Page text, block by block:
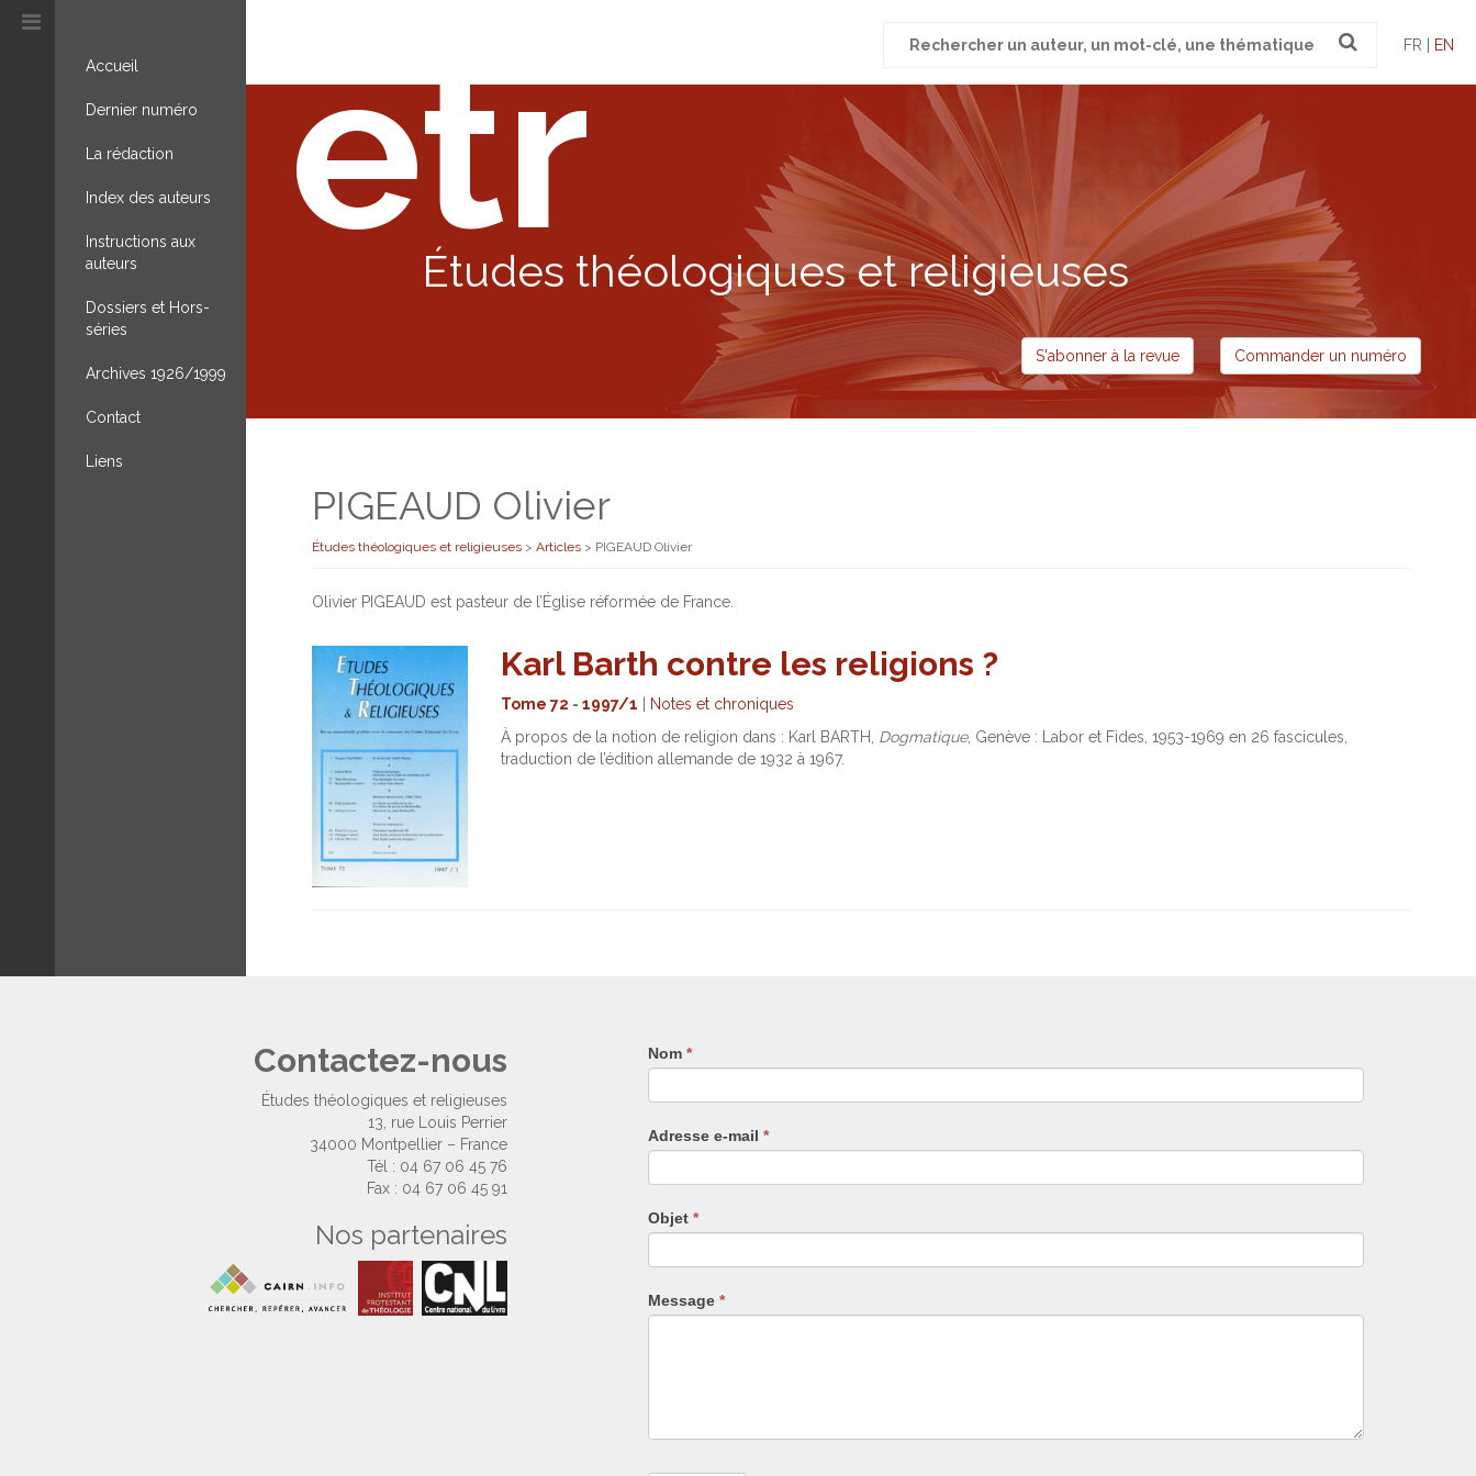
Accueil
Dernier numéro
La rédaction
Index des auteurs
Instructions aux
auteurs
Dossiers et Hors-
séries
Archives 1926/1999
Contact
Liens
pour
FR | EN
etr
Études théologiques et religieuses
S'abonner à la revue Commander un numéro
PIGEAUD Olivier
Études théologiques et religieuses > Articles > PIGEAUD Olivier
Olivier PIGEAUD est pasteur de l’Église réformée de France.
Karl Barth contre les religions ?
Tome 72 - 1997/1
Notes et chroniques
À propos de la notion de religion dans : Karl BARTH, Dogmatique, Genève : Labor et Fides, 1953-1969 en 26 fascicules,
traduction de l’édition allemande de 1932 à 1967.
Contactez-nous
Études théologiques et religieuses
13, rue Louis Perrier
34000 Montpellier – France
Tél : 04 67 06 45 76
Fax : 04 67 06 45 91
Nos partenaires
Nom *
Adresse e-mail *
Objet *
Message *
Si
vous
êtes
humain,
remplissez
ce